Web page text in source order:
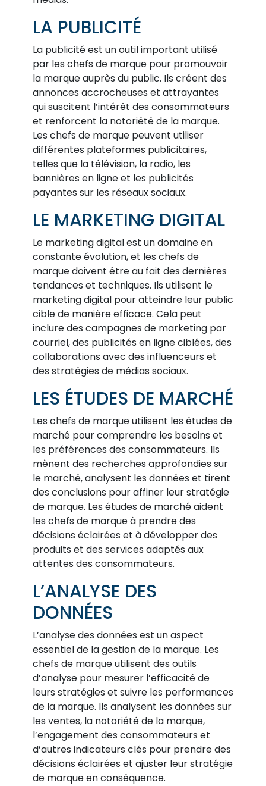
LA PUBLICITÉ
La publicité est un outil important utilisé
par les chefs de marque pour promouvoir
la marque auprès du public. Ils créent des
annonces accrocheuses et attrayantes
qui suscitent l’intérêt des consommateurs
et renforcent la notoriété de la marque.
Les chefs de marque peuvent utiliser
différentes plateformes publicitaires,
telles que la télévision, la radio, les
bannières en ligne et les publicités
payantes sur les réseaux sociaux.
LE MARKETING DIGITAL
Le marketing digital est un domaine en
constante évolution, et les chefs de
marque doivent être au fait des dernières
tendances et techniques. Ils utilisent le
marketing digital pour atteindre leur public
cible de manière efficace. Cela peut
inclure des campagnes de marketing par
courriel, des publicités en ligne ciblées, des
collaborations avec des influenceurs et
des stratégies de médias sociaux.
LES ÉTUDES DE MARCHÉ
Les chefs de marque utilisent les études de
marché pour comprendre les besoins et
les préférences des consommateurs. Ils
mènent des recherches approfondies sur
le marché, analysent les données et tirent
des conclusions pour affiner leur stratégie
de marque. Les études de marché aident
les chefs de marque à prendre des
décisions éclairées et à développer des
produits et des services adaptés aux
attentes des consommateurs.
L’ANALYSE DES
DONNÉES
L’analyse des données est un aspect
essentiel de la gestion de la marque. Les
chefs de marque utilisent des outils
d’analyse pour mesurer l’efficacité de
leurs stratégies et suivre les performances
de la marque. Ils analysent les données sur
les ventes, la notoriété de la marque,
l’engagement des consommateurs et
d’autres indicateurs clés pour prendre des
décisions éclairées et ajuster leur stratégie
de marque en conséquence.